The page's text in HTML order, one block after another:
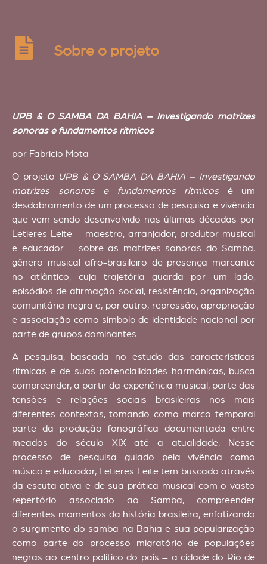
Sobre o projeto
UPB & O SAMBA DA BAHIA – Investigando matrizes
sonoras e fundamentos rítmicos
por Fabricio Mota
O projeto UPB & O SAMBA DA BAHIA – Investigando
matrizes sonoras e fundamentos rítmicos é um
desdobramento de um processo de pesquisa e vivência
que vem sendo desenvolvido nas últimas décadas por
Letieres Leite – maestro, arranjador, produtor musical
e educador – sobre as matrizes sonoras do Samba,
gênero musical afro-brasileiro de presença marcante
no atlântico, cuja trajetória guarda por um lado,
episódios de afirmação social, resistência, organização
comunitária negra e, por outro, repressão, apropriação
e associação como símbolo de identidade nacional por
parte de grupos dominantes.
A pesquisa, baseada no estudo das características
rítmicas e de suas potencialidades harmônicas, busca
compreender, a partir da experiência musical, parte das
tensões e relações sociais brasileiras nos mais
diferentes contextos, tomando como marco temporal
parte da produção fonográfica documentada entre
meados do século XIX até a atualidade. Nesse
processo de pesquisa guiado pela vivência como
músico e educador, Letieres Leite tem buscado através
da escuta ativa e de sua prática musical com o vasto
repertório associado ao Samba, compreender
diferentes momentos da história brasileira, enfatizando
o surgimento do samba na Bahia e sua popularização
como parte do processo migratório de populações
negras ao centro político do país – a cidade do Rio de